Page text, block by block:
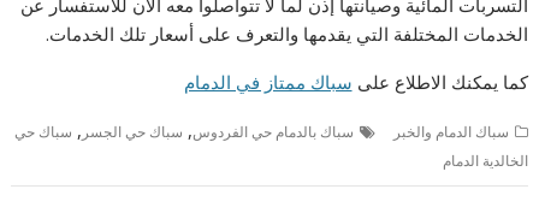
التسربات المائية وصيانتها إذن لما لا تتواصلوا معه الآن للاستفسار عن
الخدمات المختلفة التي يقدمها والتعرف على أسعار تلك الخدمات.
كما يمكنك الاطلاع على سباك ممتاز في الدمام
سباك الدمام والخبر سباك بالدمام حي الفردوس, سباك حي الجسر , سباك حي
الخالدية الدمام